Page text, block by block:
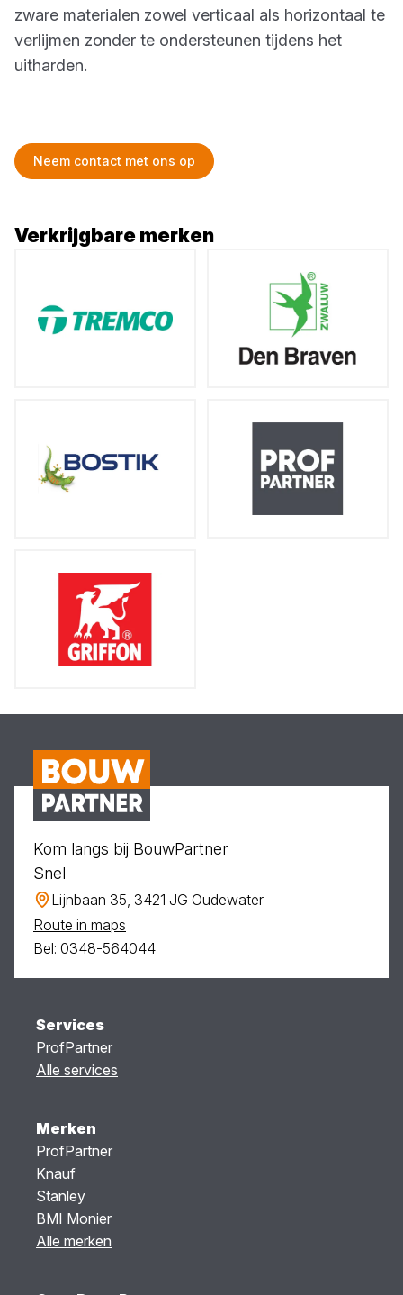
zware materialen zowel verticaal als horizontaal te
verlijmen zonder te ondersteunen tijdens het
uitharden.
Neem contact met ons op
Verkrijgbare merken
Kom langs bij BouwPartner
Snel
Lijnbaan 35, 3421 JG Oudewater
Route in maps
Bel: 0348-564044
Services
ProfPartner
Alle services
Merken
ProfPartner
Knauf
Stanley
BMI Monier
Alle merken